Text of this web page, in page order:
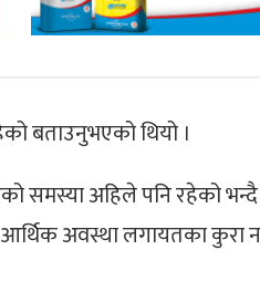
बताउनुभएको थियो ।
समस्या अहिले पनि रहेको
आर्थिकअवस्था लगायतका कुरा